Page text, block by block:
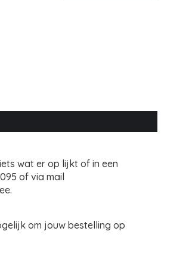
wat er op lijkt of in een
of via mail
om jouw bestelling op